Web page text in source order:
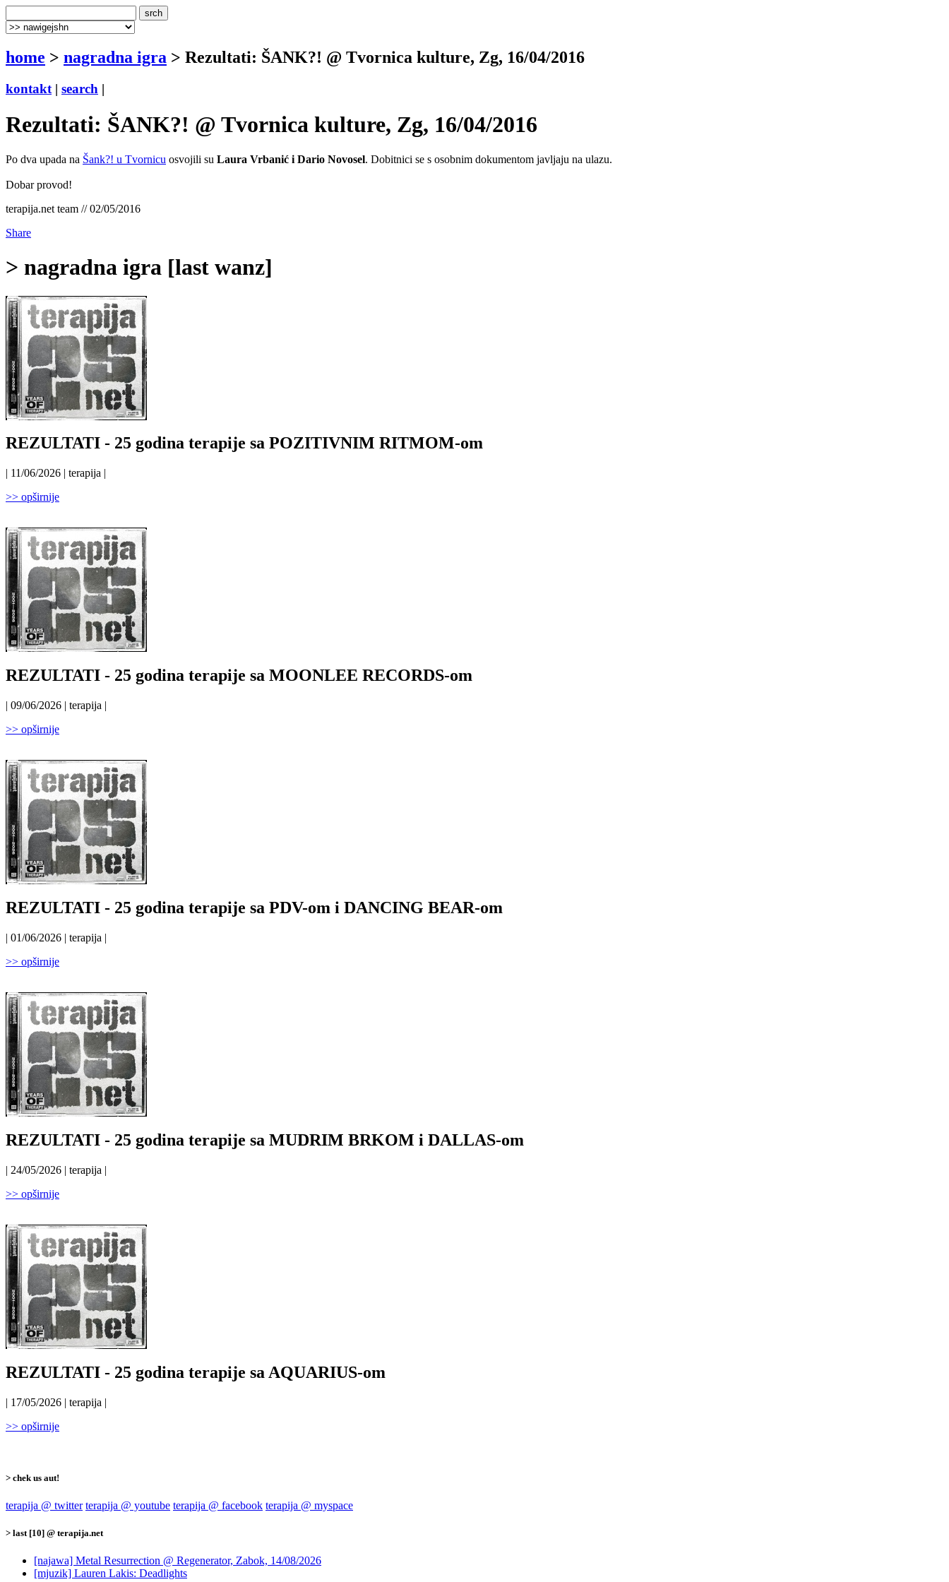
home > nagradna igra > Rezultati: ŠANK?! @ Tvornica kulture, Zg, 16/04/2016
kontakt | search |
Rezultati: ŠANK?! @ Tvornica kulture, Zg, 16/04/2016
Po dva upada na Šank?! u Tvornicu osvojili su Laura Vrbanić i Dario Novosel. Dobitnici se s osobnim dokumentom javljaju na ulazu.
Dobar provod!
terapija.net team // 02/05/2016
Share
> nagradna igra [last wanz]
REZULTATI - 25 godina terapije sa POZITIVNIM RITMOM-om
| 11/06/2026 | terapija |
>> opširnije
REZULTATI - 25 godina terapije sa MOONLEE RECORDS-om
| 09/06/2026 | terapija |
>> opširnije
REZULTATI - 25 godina terapije sa PDV-om i DANCING BEAR-om
| 01/06/2026 | terapija |
>> opširnije
REZULTATI - 25 godina terapije sa MUDRIM BRKOM i DALLAS-om
| 24/05/2026 | terapija |
>> opširnije
REZULTATI - 25 godina terapije sa AQUARIUS-om
| 17/05/2026 | terapija |
>> opširnije
> chek us aut!
terapija @ twitter terapija @ youtube terapija @ facebook terapija @ myspace
> last [10] @ terapija.net
[najawa] Metal Resurrection @ Regenerator, Zabok, 14/08/2026
[mjuzik] Lauren Lakis: Deadlights